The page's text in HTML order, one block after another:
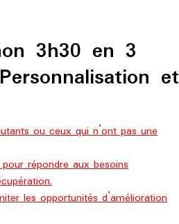
3h30 en 3
et
ou ceux qui n’ont pas une
répondre aux besoins
les opportunités d’amélioration